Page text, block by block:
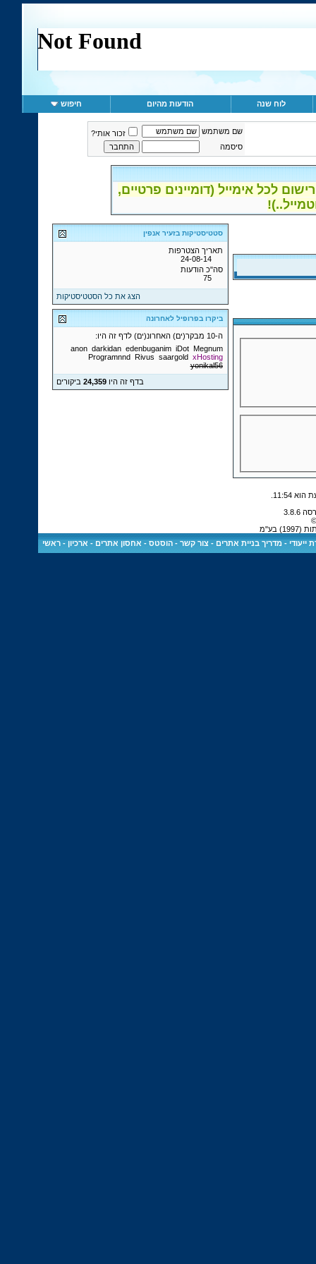
לוח שנה הודעות מהיום חיפוש
שם משתמש
זכור אותי?
סיסמה
לכל אימייל (דומיינים פרטיים,
סטטיסטיקות בזעיר אנפין
תאריך הצטרפות
24-08-14
סה"כ הודעות
75
הצג את כל הסטטיסטיקות
ביקרו בפרופיל לאחרונה
ה-10 מבקר(ים) האחרונ(ים) לדף זה היו:
anon darkidan edenbuganim iDot Megnum
Programnnd Rivus saargold xHosting
yonikal56
בדף זה היו24,359 ביקורים
11:54
.
בע"מ
ייעודי -מדריך בניית אתרים -צור קשר -הוסטס - אחסון אתרים - ארכיון -ראשי